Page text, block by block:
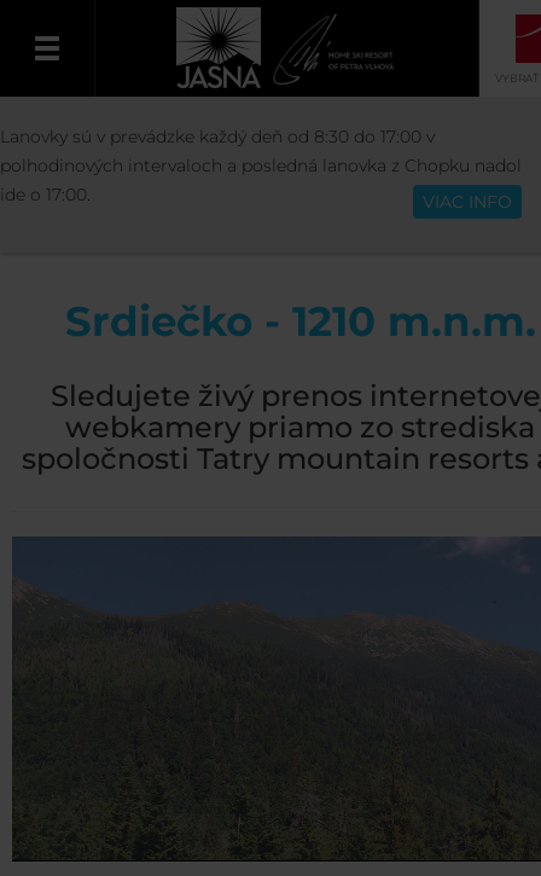
Slovenčina
VYBRAŤ
STREDISKO INFO O STREDISKU
SRDIEČKO - 1210 M N.M.
Srdiečko - 1210 m.n.m.
Sledujete živý prenos
webkamery priamo zo strediska
spoločnosti Tatry mountain resorts
Lanovky sú v prevádzke každý deň od 8:30 do 17:00 v
polhodinových intervaloch a posledná lanovka z Chopku nadol
ide o 17:00.
VIAC INFO